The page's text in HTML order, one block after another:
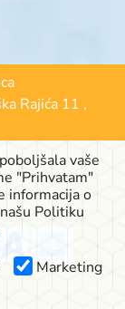
Rajića 11 ,
vaše
"Prihvatam"
informacija o
Politiku
Marketing